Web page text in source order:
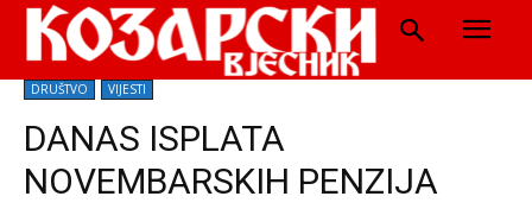
DRUŠTVO VIJESTI
DANAS ISPLATA
NOVEMBARSKIH PENZIJA